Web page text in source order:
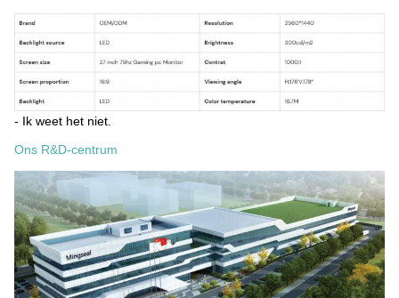
- Ik weet het niet.
Ons R&D-centrum